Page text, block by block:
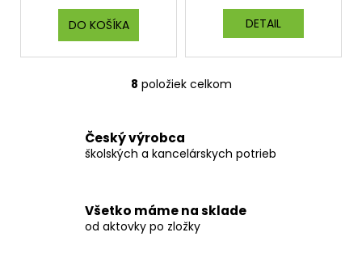
DO KOŠÍKA DETAIL
O
á
d
i
e
8 položiek celkom
Český výrobca
školských a kancelárskych potrieb
Všetko máme na sklade
od aktovky po zložky